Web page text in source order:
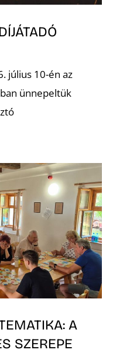
július 10-én az
ünnepeltük
A
SZEREPE